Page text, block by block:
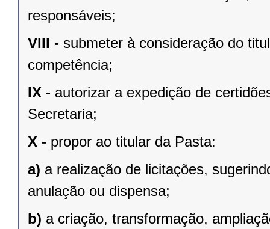
responsáveis;
VIII - submeter à consideração do
competência;
IX - autorizar a expedição de
Secretaria;
X - propor ao titular da Pasta:
a) a realização de licitações,
anulação ou dispensa;
b) a criação, transformação,